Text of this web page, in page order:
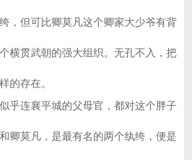
，但可比卿莫凡这个卿家大少爷有背
横贯武朝的强大组织。无孔不入，把
的存在。
连襄平城的父母官，都对这个胖子
卿莫凡，是最有名的两个纨绔，便是